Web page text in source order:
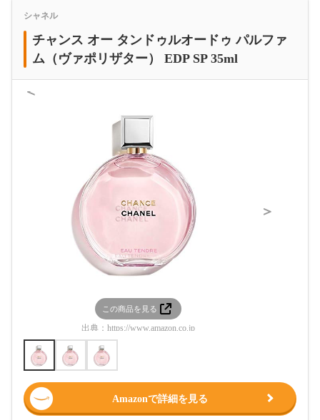
シャネル
チャンス オー タンドゥルオードゥ パルファ
ム（ヴァポリザター） EDP SP 35ml
＜
この商品を見る
出典： https://www.amazon.co.jp
＞
Amazonで詳細を見る